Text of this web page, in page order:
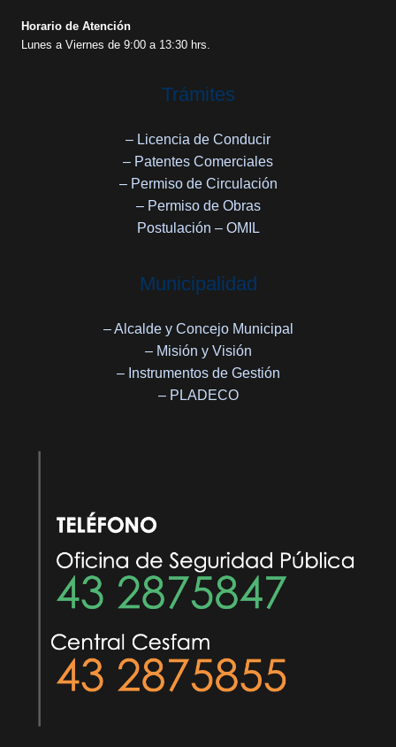
Horario de Atención
Lunes a Viernes de 9:00 a 13:30 hrs.
Trámites
– Licencia de Conducir
– Patentes Comerciales
– Permiso de Circulación
– Permiso de Obras
Postulación – OMIL
Municipalidad
– Alcalde y Concejo Municipal
– Misión y Visión
– Instrumentos de Gestión
– PLADECO